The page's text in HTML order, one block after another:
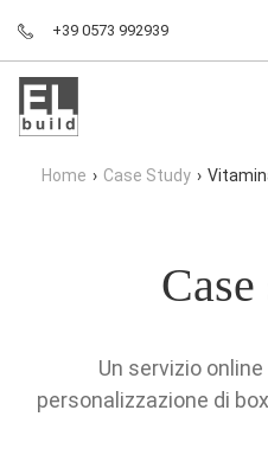
+39 0573 992939
Home › Case Study ›
Un servizio
personalizzazione di